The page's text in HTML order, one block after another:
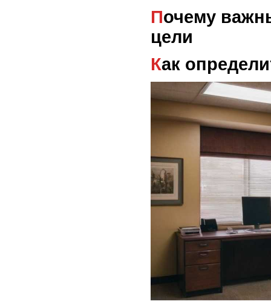
Почему важны промежуточные
цели
Как